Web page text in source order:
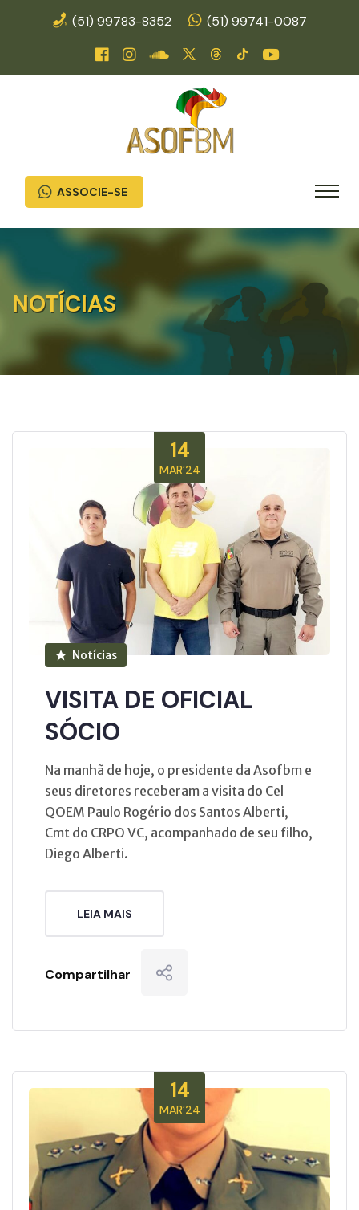
(51) 99783-8352 (51) 99741-0087
ASSOCIE-SE
NOTÍCIAS
14
MAR’24
Notícias
VISITA DE OFICIAL
SÓCIO
Na manhã de hoje, o presidente da Asofbm e
seus diretores receberam a visita do Cel
QOEM Paulo Rogério dos Santos Alberti,
Cmt do CRPO VC, acompanhado de seu filho,
Diego Alberti.
LEIA MAIS
Compartilhar
14
MAR’24